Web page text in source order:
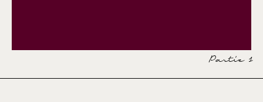
Partie 1